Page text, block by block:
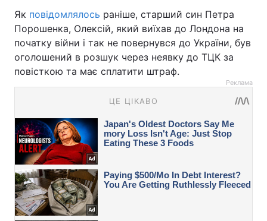
Як повідомлялось раніше, старший син Петра
Порошенка, Олексій, який виїхав до Лондона на
початку війни і так не повернувся до України, був
оголошений в розшук через неявку до ТЦК за
повісткою та має сплатити штраф.
Реклама